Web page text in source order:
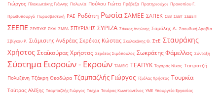
Γιώργος Πλακιωτάκης Γιάννης Πολωνία Πούλου Γιώτα Πρέβεζα Πρατηριούχοι Προκοπίου Γ.
Πρωθυπουργό Πυροσβεστική ΡΑΕ Ροδόπη Ρωσία ΣΑΜΕΕ ΣΑΠΕΚ ΣΕΒ ΣΕΒΤ ΣΕΔΕ ΙΙ
ΣΕΕΠΕ ΣΕΥΠΥΚΕ ΣΚΑΙ ΣΜΕΑ ΣΠΥΡΙΔΗΣ ΣΥΡΙΖΑ Σάκκος Αντώνης Σαμόλης Λ. Σαουδική Αραβία
Σβίγκου Ρ. Σιάμισιης Ανδρέας Σκρέκας Κώστας Σκυλακάκης Θ. ΣτΕ Σταυράκης
Χρήστος Σταϊκούρας Χρήστος Στράτος Σιμόπουλος Σωκράτης Φάμελλος Σύνταξη
Σύστημα Εισροών - Εκροών ΤΑΜΕΙΟ ΤΕΑΠΥΚ Ταγαράς Νίκος Ταπρατζή
Πολυξένη Τζάκρη Θεοδώρα Τζαμπαζλής Γιώργος Τζιόλας Χρήστος Τουρκία
Τσίπρας Αλέξης Τσαμπαζλής Γιώργος Τσεχία Τσιάρας Κωνσταντίνος ΥΜΕ Υπουργείο Εργασίας